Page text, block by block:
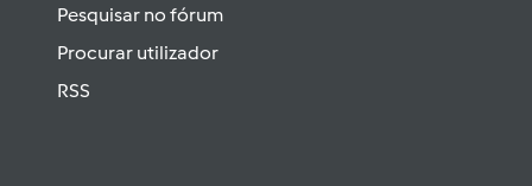
Pesquisar no fórum
Procurar utilizador
RSS